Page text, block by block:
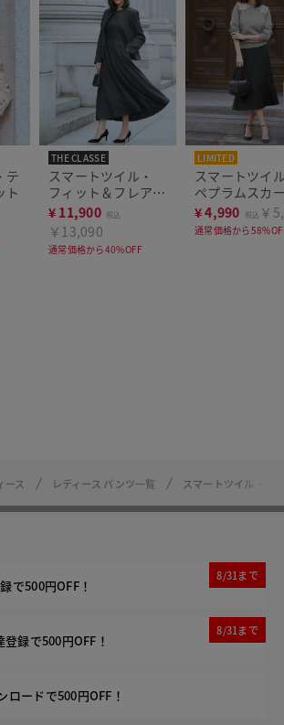
テ
ト
THE CLASSE
スマートツイル・
フィット＆フレアワ
ンピース
¥ 11,900 税込
￥13,090
通常価格から40%OFF
LIMITED
THE CLASSE
スマートツイ
ペプラムスカ
¥4,990 税込 ￥
通常価格から
ース レディース パンツ一覧 スマートツイル・ス
で500円OFF！
8/31まで
録で500円OFF！
8/31まで
ロードで500円OFF！